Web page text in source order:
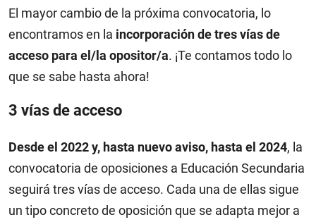
El mayor cambio de la próxima convocatoria, lo
encontramos en la incorporación de tres vías de
acceso para el/la opositor/a. ¡Te contamos todo lo
que se sabe hasta ahora!
3 vías de acceso
Desde el 2022 y, hasta nuevo aviso, hasta el 2024, la
convocatoria de oposiciones a Educación Secundaria
seguirá tres vías de acceso. Cada una de ellas sigue
un tipo concreto de oposición que se adapta mejor a